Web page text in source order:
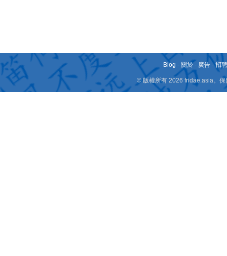
Blog - 關於 - 廣告 -招
© 版權所有 2026 fridae.asia。